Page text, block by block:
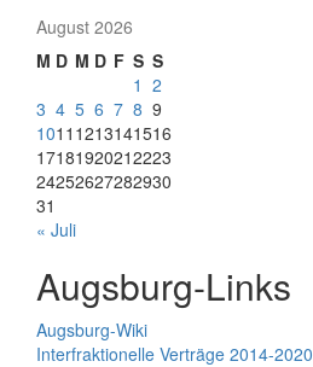
August 2026
M D M D F S S
1 2
3 4 5 6 7 8 9
1011 1213141516
17181920212223
24252627282930
31
« Juli
Augsburg-Links
Augsburg-Wiki
Interfraktionelle Verträge 2014-2020